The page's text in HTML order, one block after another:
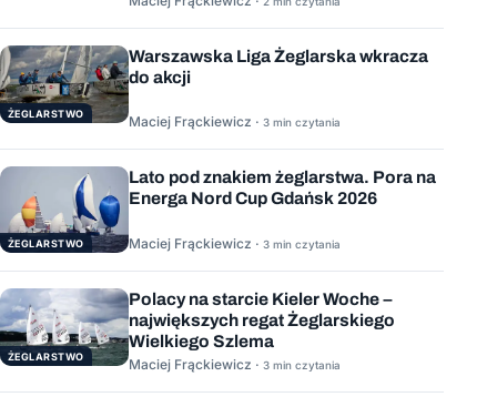
ŻEGLARSTWO
Warszawska Liga Żeglarska wkracza
do akcji
Maciej Frąckiewicz · 3 min czytania
ŻEGLARSTWO
Lato pod znakiem żeglarstwa. Pora na
Energa Nord Cup Gdańsk 2026
Maciej Frąckiewicz · 3 min czytania
ŻEGLARSTWO
Polacy na starcie Kieler Woche –
największych regat Żeglarskiego
Wielkiego Szlema
Maciej Frąckiewicz · 3 min czytania